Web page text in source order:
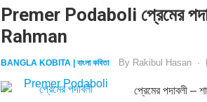
Premer Podaboli প্রেমের
Rahman
BANGLA KOBITA | বাংলা কবিতা By Rakibul Hasan ·
প্রেমের পদাবলী –